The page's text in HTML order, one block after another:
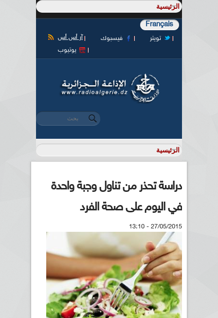
Français
آر أس أس فيسبوك
تويتر
يوتيوب
استمارة البحث
‏بحث ‏
دراسة تحذر من تناول وجبة واحدة
في اليوم على صحة الفرد
27/05/2015 - 13:10